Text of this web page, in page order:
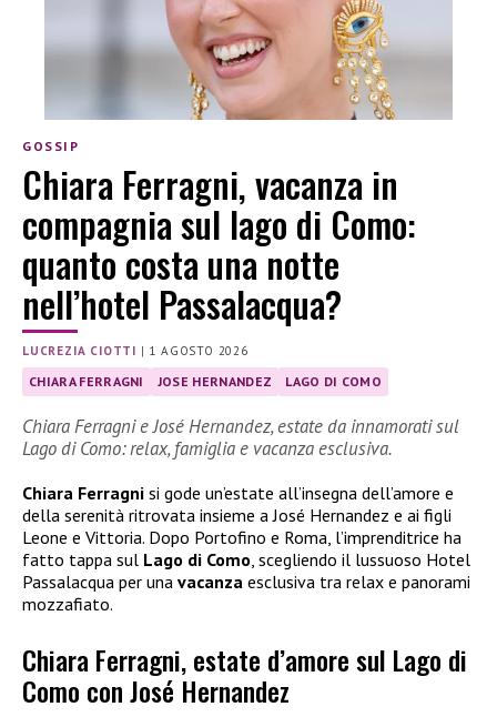
GOSSIP
Chiara Ferragni, vacanza in
compagnia sul lago di Como:
quanto costa una notte
nell’hotel Passalacqua?
LUCREZIA CIOTTI | 1 AGOSTO 2026
CHIARA FERRAGNI JOSE HERNANDEZ LAGO DI COMO
Chiara Ferragni e José Hernandez, estate da innamorati sul
Lago di Como: relax, famiglia e vacanza esclusiva.
Chiara Ferragni si gode un’estate all’insegna dell’amore e
della serenità ritrovata insieme a José Hernandez e ai figli
Leone e Vittoria. Dopo Portofino e Roma, l’imprenditrice ha
fatto tappa sul Lago di Como , scegliendo il lussuoso Hotel
Passalacqua per una vacanza esclusiva tra relax e panorami
mozzafiato.
Chiara Ferragni, estate d’amore sul Lago di
Como con José Hernandez